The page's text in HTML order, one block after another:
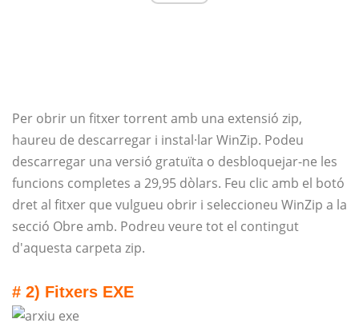
Per obrir un fitxer torrent amb una extensió zip,
haureu de descarregar i instal·lar WinZip. Podeu
descarregar una versió gratuïta o desbloquejar-ne les
funcions completes a 29,95 dòlars. Feu clic amb el botó
dret al fitxer que vulgueu obrir i seleccioneu WinZip a la
secció Obre amb. Podreu veure tot el contingut
d'aquesta carpeta zip.
# 2) Fitxers EXE